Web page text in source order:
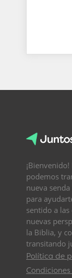
podemos
nueva
para
sentido a
nuevas
la Biblia, y
transitando
Política de